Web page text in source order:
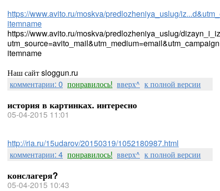
https://www.avito.ru/moskva/predlozheniya_uslug/
itemname
https://www.avito.ru/moskva/predlozheniya_uslug/
itemname
Наш сайт sloggun.ru
комментарии: 0 понравилось! вверх^ к полной версии
история в картинках. интересно
05-04-2015 11:01
http://ria.ru/15udarov/20150319/1052180987.html
комментарии: 4 понравилось! вверх^ к полной версии
конслагеря?
05-04-2015 10:43